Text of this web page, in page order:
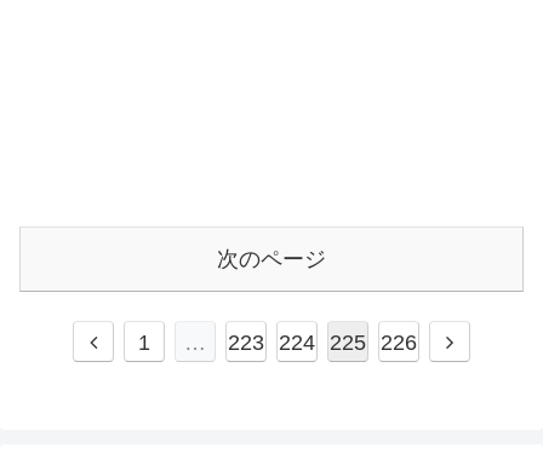
次のページ
前
1 … 223 224 225 226
次